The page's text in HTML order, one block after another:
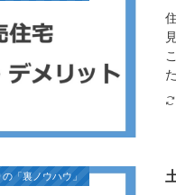
「裏ノウハウ」